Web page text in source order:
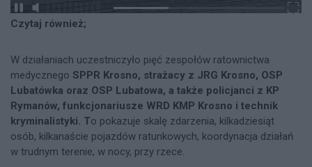
Czytaj również;
W działaniach uczestniczyło pięć zespołów ratownictwa
medycznego SPPR Krosno, strażacy z JRG Krosno, OSP
Lubatówka oraz OSP Lubatowa, a także policjanci z KP
Rymanów, funkcjonariusze WRD KMP Krosno i technik
kryminalistyki. To pokazuje skalę zdarzenia, kilkadziesiąt
osób, kilkanaście pojazdów ratunkowych, koordynacja działań
w trudnym terenie, w nocy, przy rzece.